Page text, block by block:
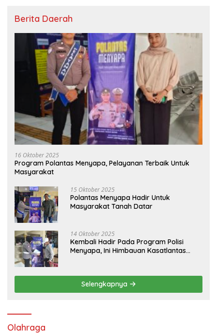
Berita Daerah
16 Oktober 2025
Program Polantas Menyapa, Pelayanan Terbaik Untuk
Masyarakat
15 Oktober 2025
Polantas Menyapa Hadir Untuk
Masyarakat Tanah Datar
14 Oktober 2025
Kembali Hadir Pada Program Polisi
Menyapa, Ini Himbauan Kasatlantas
Selengkapnya
Olahraga